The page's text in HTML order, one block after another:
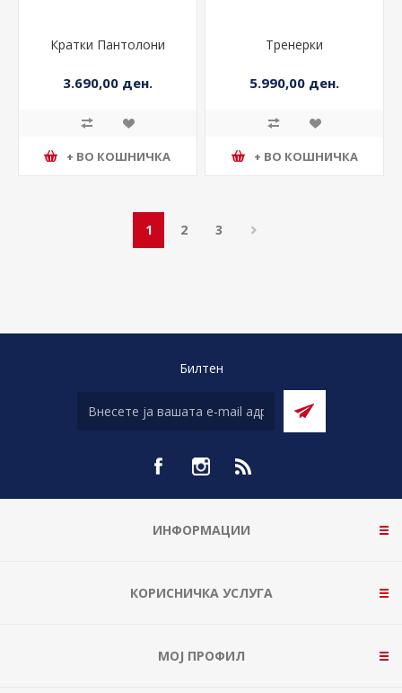
Кратки Пантолони
3.690,00 ден.
+ ВО КОШНИЧКА
Тренерки
5.990,00 ден.
+ ВО КОШНИЧКА
1 2 3
Билтен
ИНФОРМАЦИИ
КОРИСНИЧКА УСЛУГА
МОЈ ПРОФИЛ